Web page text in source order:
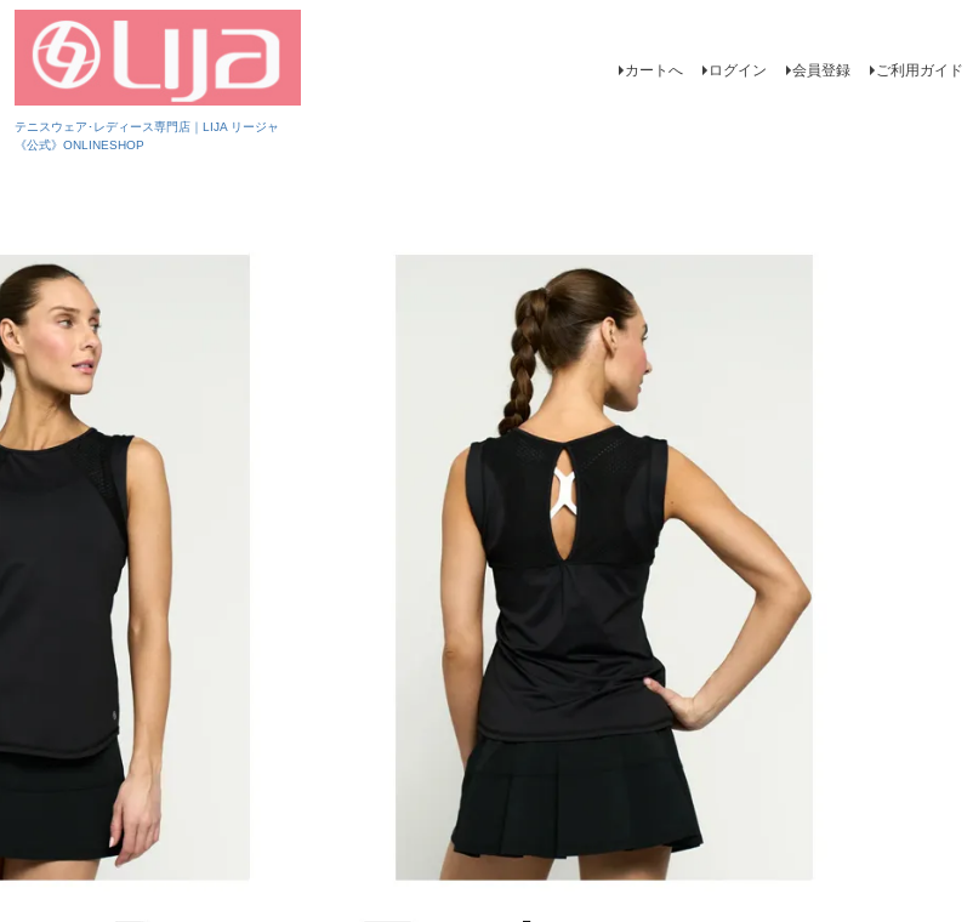
テニスウェア･レディース専門店｜LIJA リージャ
《公式》ONLINESHOP
カートへ ログイン 会員登録 ご利用ガイド